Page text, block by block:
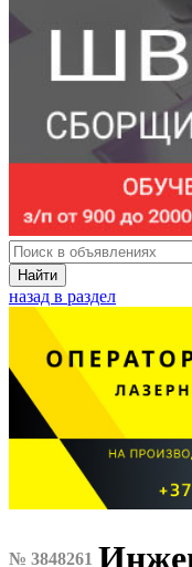
Найти
назад в раздел
№ 3848261